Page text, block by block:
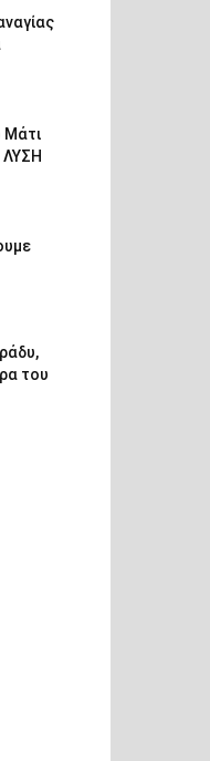
Μάτι
ΛΥΣΗ
του